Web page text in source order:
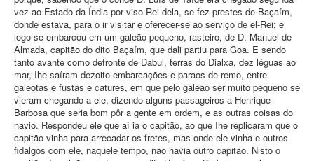
vez ao Estado da Índia por viso-Rei dela, se fez prestes de Baçaím,
donde estava, para o ir visitar e oferecer-se ao serviço de el-Rei; e
logo se embarcou em um galeão pequeno, rasteiro, de D. Manuel de
Almada, capitão do dito Baçaím, que dali partiu para Goa. E sendo
tanto avante como defronte de Dabul, terras do Dialxa, dez léguas ao
mar, Ihe saíram dezoito embarcações e paraos de remo, entre
galeotas e fustas e catures, em que pelo galeão ser muito pequeno se
vieram chegando a ele, dizendo alguns passageiros a Henrique
Barbosa que seria bom pôr a gente em ordem, e as outras coisas do
navio. Respondeu ele que aí ia o capitão, ao que Ihe replicaram que o
capitão vinha para arrecadar os fretes, mas onde ele vinha e outros
fidalgos com ele, naquele tempo, não havia outro capitão. Nisto o